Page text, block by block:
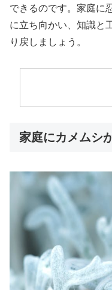
できるのです。家庭に
に立ち向かい、知識と
り戻しましょう。
家庭にカメムシ